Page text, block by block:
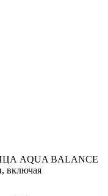
AQUA BALANCE
включая